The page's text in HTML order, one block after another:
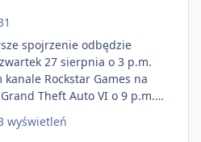
spojrzenie odbędzie
27 sierpnia o 3 p.m.
Rockstar Games na
Theft Auto VI o 9 p.m.
GTAVI Grand Theft
listopada na PlayStation 5
wyświetleń